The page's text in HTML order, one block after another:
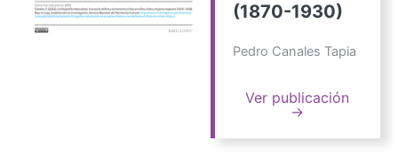
(1870-1930)
Pedro Canales Tapia
Ver publicación
→